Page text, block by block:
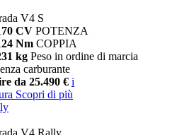
V4 S
CV POTENZA
Nm COPPIA
kg Peso in ordine di marcia
carburante
da 25.490 € i
Scopri di più
V4 Rally